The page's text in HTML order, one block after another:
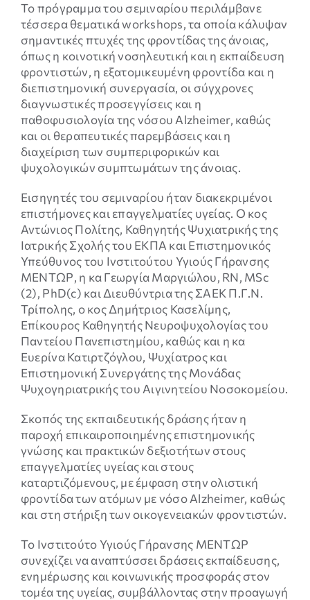
Το πρόγραμμα του σεμιναρίου περιλάμβανε
τέσσερα θεματικά workshops, τα οποία κάλυψαν
σημαντικές πτυχές της φροντίδας της άνοιας,
όπως η κοινοτική νοσηλευτική και η εκπαίδευση
φροντιστών, η εξατομικευμένη φροντίδα και η
διεπιστημονική συνεργασία, οι σύγχρονες
διαγνωστικές προσεγγίσεις και η
παθοφυσιολογία της νόσου Alzheimer, καθώς
και οι θεραπευτικές παρεμβάσεις και η
διαχείριση των συμπεριφορικών και
ψυχολογικών συμπτωμάτων της άνοιας.
Εισηγητές του σεμιναρίου ήταν διακεκριμένοι
επιστήμονες και επαγγελματίες υγείας. Ο κος
Αντώνιος Πολίτης, Καθηγητής Ψυχιατρικής της
Ιατρικής Σχολής του ΕΚΠΑ και Επιστημονικός
Υπεύθυνος του Ινστιτούτου Υγιούς Γήρανσης
ΜΕΝΤΩΡ, η κα Γεωργία Μαργιώλου, RN, MSc
(2), PhD(c) και Διευθύντρια της ΣΑΕΚ Π.Γ.Ν.
Τρίπολης, ο κος Δημήτριος Κασελίμης,
Επίκουρος Καθηγητής Νευροψυχολογίας του
Παντείου Πανεπιστημίου, καθώς και η κα
Ευερίνα Κατιρτζόγλου, Ψυχίατρος και
Επιστημονική Συνεργάτης της Μονάδας
Ψυχογηριατρικής του Αιγινητείου Νοσοκομείου.
Σκοπός της εκπαιδευτικής δράσης ήταν η
παροχή επικαιροποιημένης επιστημονικής
γνώσης και πρακτικών δεξιοτήτων στους
επαγγελματίες υγείας και στους
καταρτιζόμενους, με έμφαση στην ολιστική
φροντίδα των ατόμων με νόσο Alzheimer, καθώς
και στη στήριξη των οικογενειακών φροντιστών.
Το Ινστιτούτο Υγιούς Γήρανσης ΜΕΝΤΩΡ
συνεχίζει να αναπτύσσει δράσεις εκπαίδευσης,
ενημέρωσης και κοινωνικής προσφοράς στον
τομέα της υγείας, συμβάλλοντας στην προαγωγή
Εμπειρία
Για τη σωστή
λειτουργία
της
ιστοσελίδας.
Εάν
απορρίψετε
τα
συγκεκριμένα
cookies
ορισμένες
λειτουργίες
ιστοσελίδας
δεν θα
εμφανίζονται.